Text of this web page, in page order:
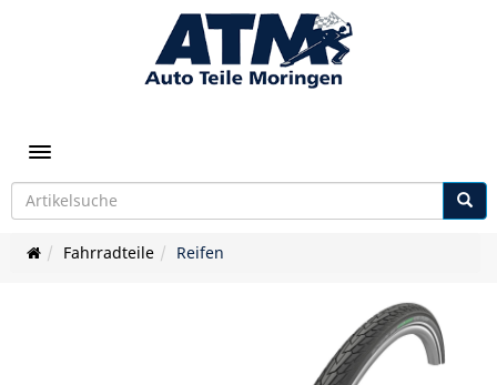
Toggle navigation
Fahrradteile Reifen